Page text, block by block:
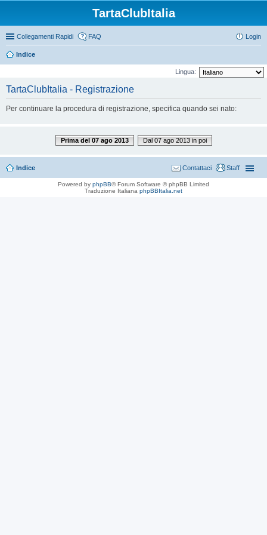
TartaClubItalia
Collegamenti Rapidi FAQ Login
Indice
Lingua:
TartaClubItalia - Registrazione
Per continuare la procedura di registrazione, specifica quando sei nato:
Prima del 07 ago 2013 Dal 07 ago 2013 in poi
Indice Staff
Contattaci
Powered by phpBB® Forum Software © phpBB Limited
Traduzione Italiana phpBBItalia.net